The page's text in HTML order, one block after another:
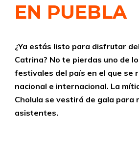
EN PUEBLA
¿Ya estás listo para disfrutar
Catrina? No te pierdas uno de
festivales del país en el que se
nacional e internacional. La
Cholula se vestirá de gala para
asistentes.